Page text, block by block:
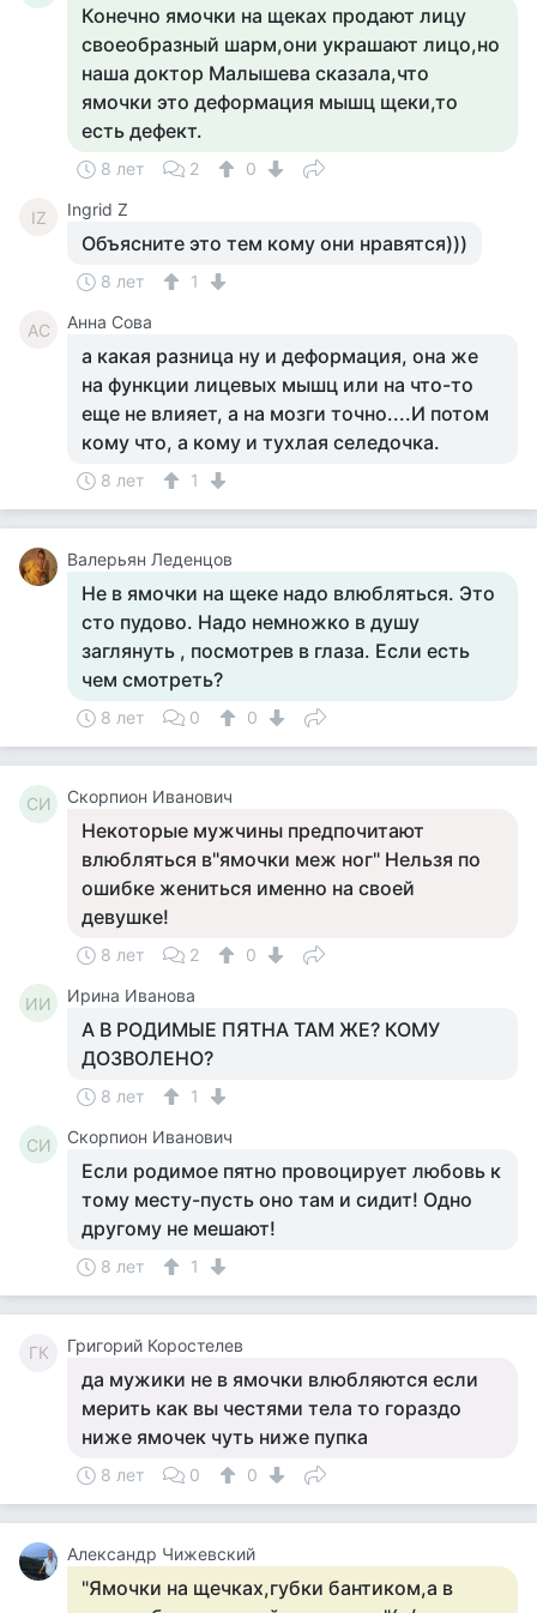
Конечно ямочки на щеках продают лицу
своеобразный шарм,они украшают лицо,но
наша доктор Малышева сказала,что
ямочки это деформация мышц щеки,то
есть дефект.
8 лет 2 0
IZ Ingrid Z
Объясните это тем кому они нравятся)))
8 лет 1
АС Анна Сова
а какая разница ну и деформация, она же
на функции лицевых мышц или на что-то
еще не влияет, а на мозги точно....И потом
кому что, а кому и тухлая селедочка.
8 лет 1
Валерьян Леденцов
Не в ямочки на щеке надо влюбляться. Это
сто пудово. Надо немножко в душу
заглянуть , посмотрев в глаза. Если есть
чем смотреть?
8 лет 0 0
СИ Скорпион Иванович
Некоторые мужчины предпочитают
влюбляться в"ямочки меж ног" Нельзя по
ошибке жениться именно на своей
девушке!
8 лет 2 0
ИИ Ирина Иванова
А В РОДИМЫЕ ПЯТНА ТАМ ЖЕ? КОМУ
ДОЗВОЛЕНО?
8 лет 1
СИ Скорпион Иванович
Если родимое пятно провоцирует любовь к
тому месту-пусть оно там и сидит! Одно
другому не мешают!
8 лет 1
ГК Григорий Коростелев
да мужики не в ямочки влюбляются если
мерить как вы честями тела то гораздо
ниже ямочек чуть ниже пупка
8 лет 0 0
Александр Чижевский
"Ямочки на щечках,губки бантиком,а в